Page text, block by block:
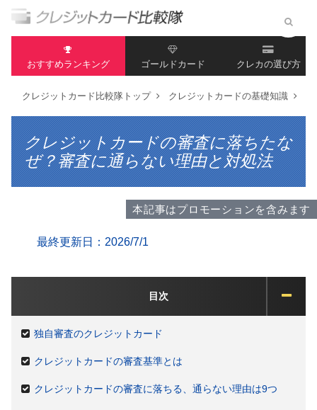
おすすめランキング ゴールドカード クレカの選び方
クレジットカード比較隊トップ クレジットカードの基礎知識
クレジットカードの審査に落ちたな
ぜ？審査に通らない理由と対処法
本記事はプロモーションを含みます
最終更新日：2026/7/1
目次
独自審査のクレジットカード
クレジットカードの審査基準とは
クレジットカードの審査に落ちる、通らない理由は9つ